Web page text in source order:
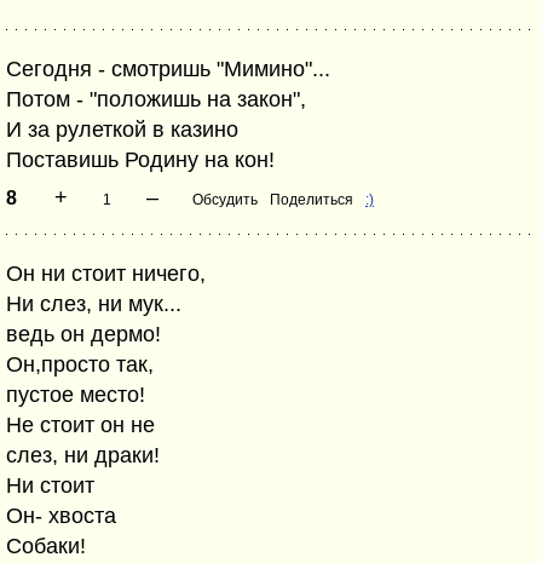
Сегодня - смотришь "Мимино"...
Потом - "положишь на закон",
И за рулеткой в казино
Поставишь Родину на кон!
8 + 1 – Обсудить Поделиться :)
Он ни стоит ничего,
Ни слез, ни мук...
ведь он дермо!
Он,просто так,
пустое место!
Не стоит он не
слез, ни драки!
Ни стоит
Он- хвоста
Собаки!